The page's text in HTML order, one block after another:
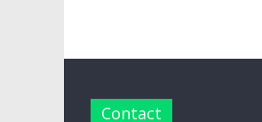
Contact